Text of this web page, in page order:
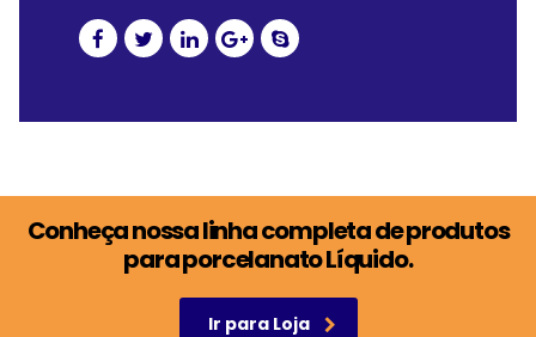
Conheça nossa linha completa de produtos
para porcelanato Líquido.
Ir para Loja